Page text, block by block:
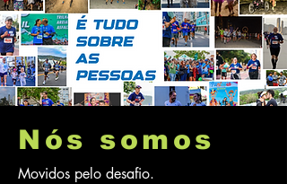
Nós somos
Movidos pelo desafio.